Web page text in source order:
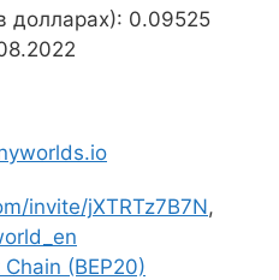
долларах): 0.09525
invite/jXTRTz7B7N,
(BEP20)